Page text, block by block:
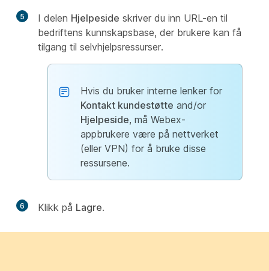
5 I delen Hjelpeside skriver du inn URL-en til
bedriftens kunnskapsbase, der brukere kan få
tilgang til selvhjelpsressurser.
Hvis du bruker interne lenker for
Kontakt kundestøtte and/or
Hjelpeside, må Webex-
appbrukere være på nettverket
(eller VPN) for å bruke disse
ressursene.
6 Klikk på Lagre.